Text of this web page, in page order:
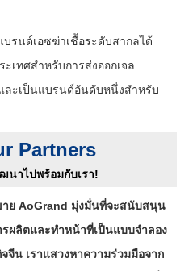
บรนด์เอซฆ่าเชื้อระดับสากลได้
เทศสำหรับการส่งออกเจล
ะเป็นแบรนด์อันดับหนึ่งสำหรับ
Partners
นาไปพร้อมกับเรา!
ย AoGrand มุ่งมั่นที่จะสนับสนุน
รผลิตและทำหน้าที่เป็นแบบจำลอง
น เราแสวงหาความร่วมมือจาก